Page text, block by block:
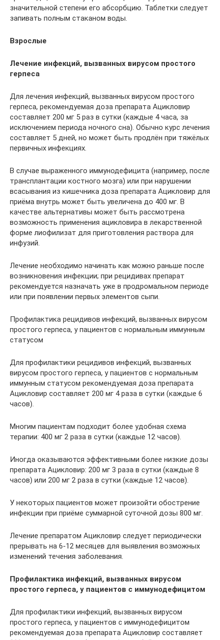
значительной степени его абсорбцию. Таблетки следует
запивать полным стаканом воды.
Взрослые
Лечение инфекций, вызванных вирусом простого
герпеса
Для лечения инфекций, вызванных вирусом простого
герпеса, рекомендуемая доза препарата Ацикловир
составляет 200 мг 5 раз в сутки (каждые 4 часа, за
исключением периода ночного сна). Обычно курс лечения
составляет 5 дней, но может быть продлён при тяжёлых
первичных инфекциях.
В случае выраженного иммунодефицита (например, после
трансплантации костного мозга) или при нарушении
всасывания из кишечника доза препарата Ацикловир для
приёма внутрь может быть увеличена до 400 мг. В
качестве альтернативы может быть рассмотрена
возможность применения ацикловира в лекарственной
форме лиофилизат для приготовления раствора для
инфузий.
Лечение необходимо начинать как можно раньше после
возникновения инфекции; при рецидивах препарат
рекомендуется назначать уже в продромальном периоде
или при появлении первых элементов сыпи.
Профилактика рецидивов инфекций, вызванных вирусом
простого герпеса, у пациентов с нормальным иммунным
статусом
Для профилактики рецидивов инфекций, вызванных
вирусом простого герпеса, у пациентов с нормальным
иммунным статусом рекомендуемая доза препарата
Ацикловир составляет 200 мг 4 раза в сутки (каждые 6
часов).
Многим пациентам подходит более удобная схема
терапии: 400 мг 2 раза в сутки (каждые 12 часов).
Иногда оказываются эффективными более низкие дозы
препарата Ацикловир: 200 мг 3 раза в сутки (каждые 8
часов) или 200 мг 2 раза в сутки (каждые 12 часов).
У некоторых пациентов может произойти обострение
инфекции при приёме суммарной суточной дозы 800 мг.
Лечение препаратом Ацикловир следует периодически
прерывать на 6-12 месяцев для выявления возможных
изменений течения заболевания.
Профилактика инфекций, вызванных вирусом
простого герпеса, у пациентов с иммунодефицитом
Для профилактики инфекций, вызванных вирусом
простого герпеса, у пациентов с иммунодефицитом
рекомендуемая доза препарата Ацикловир составляет